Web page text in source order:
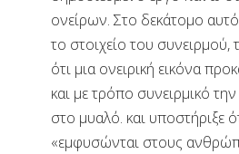
ονείρων. Στο δεκάτομο
το στοιχείο του
ότι μια ονειρική εικόνα
και με τρόπο συνειρμικό
στο μυαλό. και υποστήριξε
«εμφυσώνται στους